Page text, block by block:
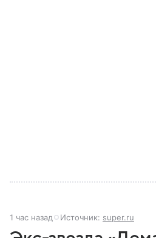
1 час назад Источник: super.ru